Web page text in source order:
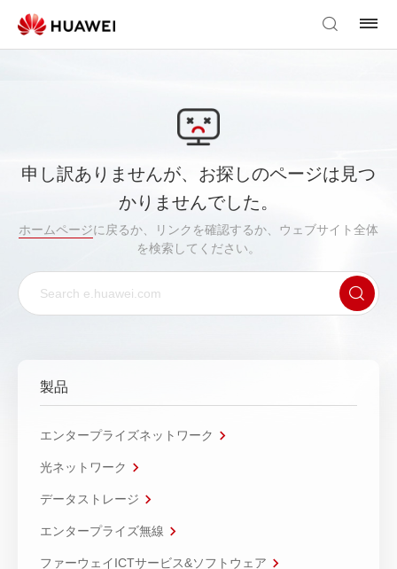
申し訳ありませんが、お探しのページは見つ
かりませんでした。
ホームページに戻るか、リンクを確認するか、ウェブサイト全体
を検索してください。
製品
エンタープライズネットワーク
光ネットワーク
データストレージ
エンタープライズ無線
ファーウェイICTサービス&ソフトウェア